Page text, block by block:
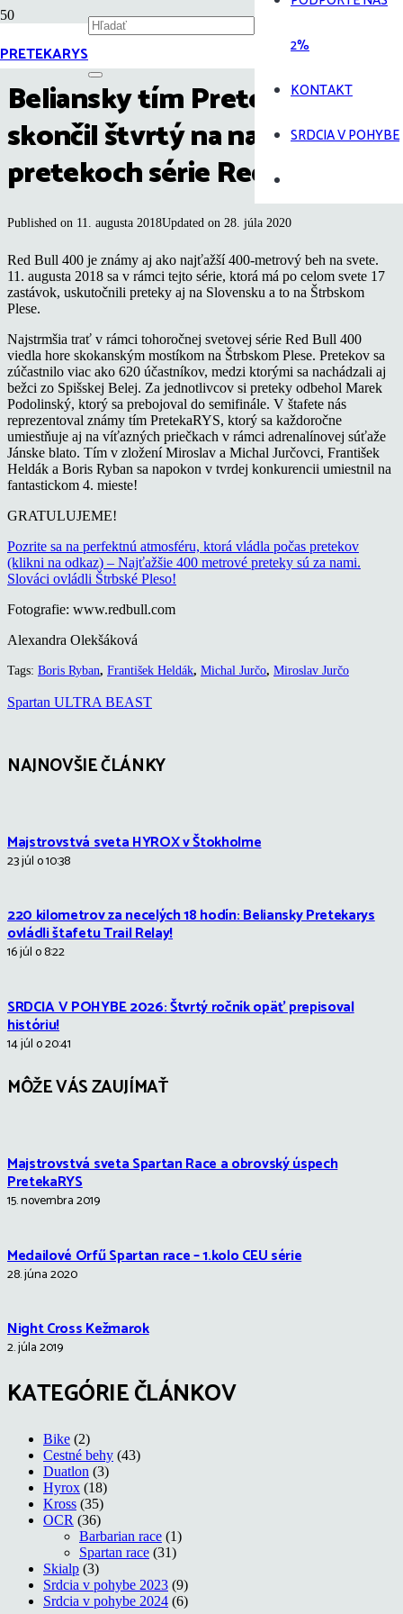
PRETEKARYS
2%
KONTAKT
SRDCIA V POHYBE
KROSS
Beliansky tím PretekaRYS
skončil štvrtý na najstrmších
pretekoch série Red Bull 400
Published on 11. augusta 2018Updated on 28. júla 2020
Red Bull 400 je známy aj ako najťažší 400-metrový beh na svete.
11. augusta 2018 sa v rámci tejto série, ktorá má po celom svete 17
zastávok, uskutočnili preteky aj na Slovensku a to na Štrbskom
Plese.
Najstrmšia trať v rámci tohoročnej svetovej série Red Bull 400
viedla hore skokanským mostíkom na Štrbskom Plese. Pretekov sa
zúčastnilo viac ako 620 účastníkov, medzi ktorými sa nachádzali aj
bežci zo Spišskej Belej. Za jednotlivcov si preteky odbehol Marek
Podolinský, ktorý sa prebojoval do semifinále. V štafete nás
reprezentoval známy tím PretekaRYS, ktorý sa každoročne
umiestňuje aj na víťazných priečkach v rámci adrenalínovej súťaže
Jánske blato. Tím v zložení Miroslav a Michal Jurčovci, František
Heldák a Boris Ryban sa napokon v tvrdej konkurencii umiestnil na
fantastickom 4. mieste!
GRATULUJEME!
Pozrite sa na perfektnú atmosféru, ktorá vládla počas pretekov
(klikni na odkaz) – Najťažšie 400 metrové preteky sú za nami.
Slováci ovládli Štrbské Pleso!
Fotografie: www.redbull.com
Alexandra Olekšáková
Tags: Boris Ryban, František Heldák, Michal Jurčo, Miroslav Jurčo
Spartan ULTRA BEAST
NAJNOVŠIE ČLÁNKY
Majstrovstvá sveta HYROX v Štokholme
23 júl o 10:38
220 kilometrov za necelých 18 hodín: Beliansky Pretekarys
ovládli štafetu Trail Relay!
16 júl o 8:22
SRDCIA V POHYBE 2026: Štvrtý ročník opäť prepisoval
históriu!
14 júl o 20:41
MÔŽE VÁS ZAUJÍMAŤ
Majstrovstvá sveta Spartan Race a obrovský úspech
PretekaRYS
15. novembra 2019
Medailové Orfű Spartan race – 1.kolo CEU série
28. júna 2020
Night Cross Kežmarok
2. júla 2019
KATEGÓRIE ČLÁNKOV
Bike (2)
Cestné behy (43)
Duatlon (3)
Hyrox (18)
Kross (35)
OCR (36)
Barbarian race (1)
Spartan race (31)
Skialp (3)
Srdcia v pohybe 2023 (9)
Srdcia v pohybe 2024 (6)